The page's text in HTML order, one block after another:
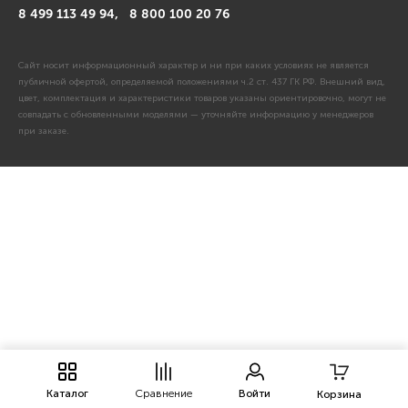
Каталог Сравнение Войти Корзина
8 499 113 49 94, 8 800 100 20 76
Сайт носит информационный характер и ни при каких условиях не является
публичной офертой, определяемой положениями ч.2 ст. 437 ГК РФ. Внешний вид,
цвет, комплектация и характеристики товаров указаны ориентировочно, могут не
совпадать с обновленными моделями — уточняйте информацию у менеджеров
при заказе.